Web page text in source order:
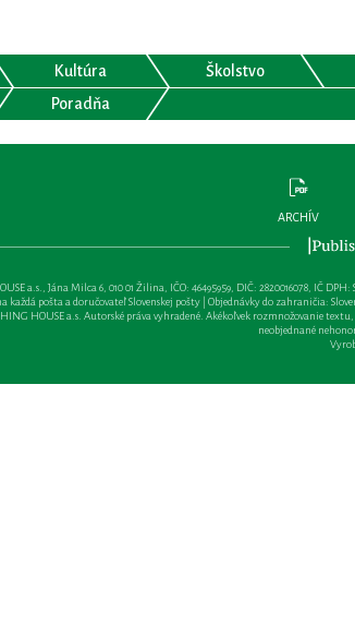
Kultúra Školstvo
Poradňa
ARCHÍV
a.s., Jána Milca 6, 010 01 Žilina, IČO: 46495959, DIČ: 2820016078, IČ
pošta a doručovateľ Slovenskej pošty | Objednávky do zahraničia:
HOUSE a.s. Autorské práva vyhradené. Akékoľvek rozmnožovanie
neobjednané